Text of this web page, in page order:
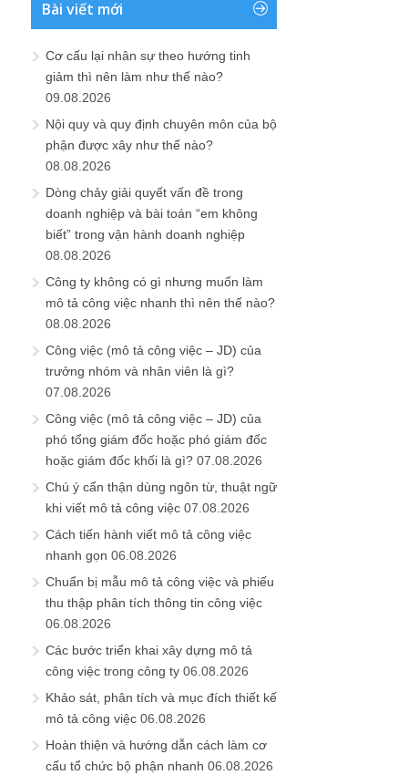
Bài viết mới
Cơ cấu lại nhân sự theo hướng tinh
giảm thì nên làm như thế nào?
09.08.2026
Nội quy và quy định chuyên môn của bộ
phận được xây như thế nào?
08.08.2026
Dòng chảy giải quyết vấn đề trong
doanh nghiệp và bài toán “em không
biết” trong vận hành doanh nghiệp
08.08.2026
Công ty không có gì nhưng muốn làm
mô tả công việc nhanh thì nên thế nào?
08.08.2026
Công việc (mô tả công việc – JD) của
trưởng nhóm và nhân viên là gì?
07.08.2026
Công việc (mô tả công việc – JD) của
phó tổng giám đốc hoặc phó giám đốc
hoặc giám đốc khối là gì? 07.08.2026
Chú ý cẩn thận dùng ngôn từ, thuật ngữ
khi viết mô tả công việc 07.08.2026
Cách tiến hành viết mô tả công việc
nhanh gọn 06.08.2026
Chuẩn bị mẫu mô tả công việc và phiếu
thu thập phân tích thông tin công việc
06.08.2026
Các bước triển khai xây dựng mô tả
công việc trong công ty 06.08.2026
Khảo sát, phân tích và mục đích thiết kế
mô tả công việc 06.08.2026
Hoàn thiện và hướng dẫn cách làm cơ
cấu tổ chức bộ phận nhanh 06.08.2026